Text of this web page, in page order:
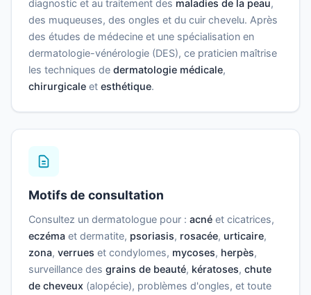
diagnostic et au traitement des maladies de la peau,
des muqueuses, des ongles et du cuir chevelu. Après
des études de médecine et une spécialisation en
dermatologie-vénérologie (DES), ce praticien maîtrise
les techniques de dermatologie médicale,
chirurgicale et esthétique.
Motifs de consultation
Consultez un dermatologue pour : acné et cicatrices,
eczéma et dermatite, psoriasis, rosacée, urticaire,
zona, verrues et condylomes, mycoses, herpès,
surveillance des grains de beauté, kératoses, chute
de cheveux (alopécie), problèmes d'ongles, et toute